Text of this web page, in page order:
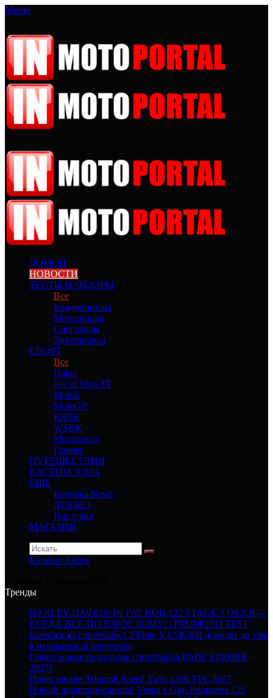
Меню
ДОМОЙ
НОВОСТИ
ТЕСТЫ И ОБЗОРЫ
Все
Квадроциклы
Мотоциклы
Снегоходы
Экипировка
СПОРТ
Все
Dakar
Isle of Man TT
MotoE
MotoGP
RSBK
WSBK
Мотокросс
Прочее
ПУТЕШЕСТВИЯ
КАСТОМ ЗОНА
ЕЩЕ
Коробка News
ЛИКБЕЗ
Наследие
МАГАЗИН
Random Article
Тренды
HARLEY-DAVIDSON FAT BOB 122 STAGE 3 ОБЗОР—
КОГДА ВСЕ ПО ВЗРОСЛОМУ! | PROMOTO TEST
Китайский спортбайк CFMoto V4 SR-RR доводят до ума
в итальянской аэротрубе
Грядет новое поколение спортбайка BMW S1000RR
2027!
Представлен Triumph Speed Twin 1200 TFC 2027
Новый лимитированный Vespa x Gigi Primavera 125